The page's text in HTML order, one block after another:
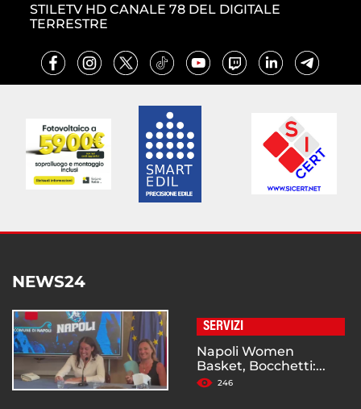
STILETV HD CANALE 78 DEL DIGITALE
TERRESTRE
NEWS24
SERVIZI
Napoli Women
Basket, Bocchetti:...
246